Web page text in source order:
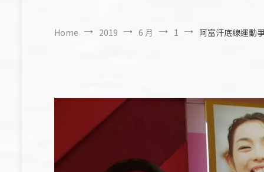
Home 2019 6 月 1 阿富汗底線運動